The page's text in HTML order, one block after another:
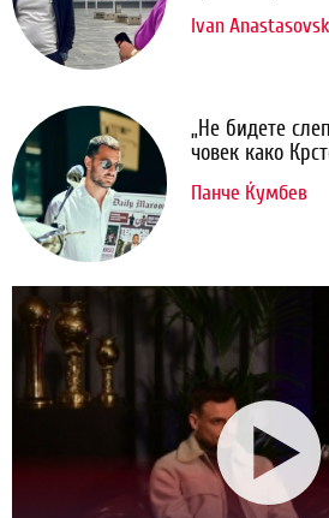
Ivan
„Не бидете
човек како
Панче Ќумбев